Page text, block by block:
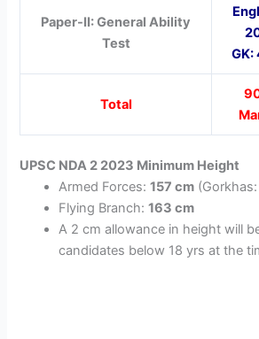
Paper-II: General Ability
Test
GK:
Total
UPSC NDA 2 2023 Minimum Height
Armed Forces:157 cm
Flying Branch:163 cm
A 2 cm allowance in height will
candidates below 18 yrs at the